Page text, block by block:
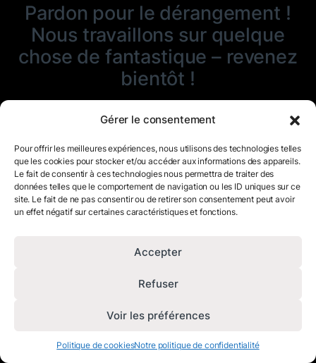
Gérer le consentement
Pour offrir les meilleures expériences, nous utilisons des technologies telles
que les cookies pour stocker et/ou accéder aux informations des appareils.
Le fait de consentir à ces technologies nous permettra de traiter des
données telles que le comportement de navigation ou les ID uniques sur ce
site. Le fait de ne pas consentir ou de retirer son consentement peut avoir
un effet négatif sur certaines caractéristiques et fonctions.
Accepter
Refuser
Voir les préférences
Politique de cookiesNotre politique de confidentialité
Pardon pour le dérangement !
Nous travaillons sur quelque
chose de fantastique – revenez
bientôt !